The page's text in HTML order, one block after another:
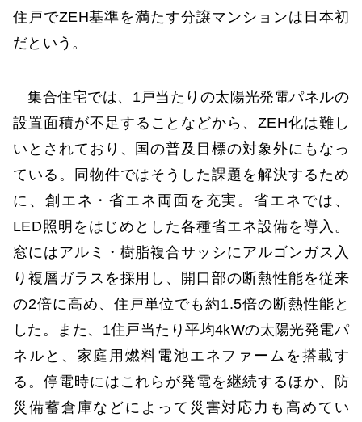
住戸でZEH基準を満たす分譲マンションは日本初
だという。
集合住宅では、1戸当たりの太陽光発電パネルの
設置面積が不足することなどから、ZEH化は難し
いとされており、国の普及目標の対象外にもなっ
ている。同物件ではそうした課題を解決するため
に、創エネ・省エネ両面を充実。省エネでは、
LED照明をはじめとした各種省エネ設備を導入。
窓にはアルミ・樹脂複合サッシにアルゴンガス入
り複層ガラスを採用し、開口部の断熱性能を従来
の2倍に高め、住戸単位でも約1.5倍の断熱性能と
した。また、1住戸当たり平均4kWの太陽光発電パ
ネルと、家庭用燃料電池エネファームを搭載す
る。停電時にはこれらが発電を継続するほか、防
災備蓄倉庫などによって災害対応力も高めてい